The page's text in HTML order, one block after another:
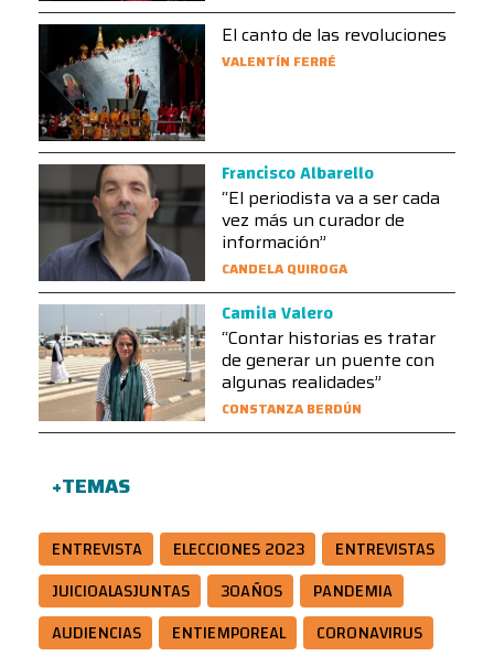
El canto de las revoluciones
VALENTÍN FERRÉ
Francisco Albarello
“El periodista va a ser cada
vez más un curador de
información”
CANDELA QUIROGA
Camila Valero
“Contar historias es tratar
de generar un puente con
algunas realidades”
CONSTANZA BERDÚN
+TEMAS
ENTREVISTA ELECCIONES 2023
ENTREVISTAS
JUICIOALASJUNTAS
30AÑOS
PANDEMIA
AUDIENCIAS
ENTIEMPOREAL
CORONAVIRUS